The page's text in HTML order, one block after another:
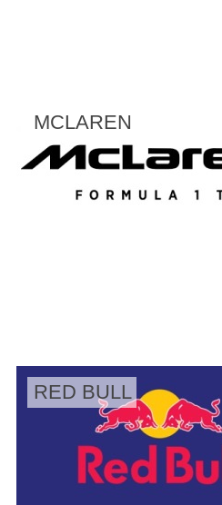
MCLAREN
RED BULL